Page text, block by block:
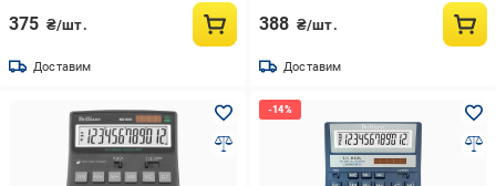
375 ₴/шт.
Доставим
388 ₴/шт.
Доставим